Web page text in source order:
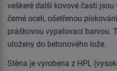
veškeré další kovové časti
černé oceli, ošetřenou
práškovou vypalovací barvou.
uloženy do betonového lože.
Stěna je vyrobena z HPL